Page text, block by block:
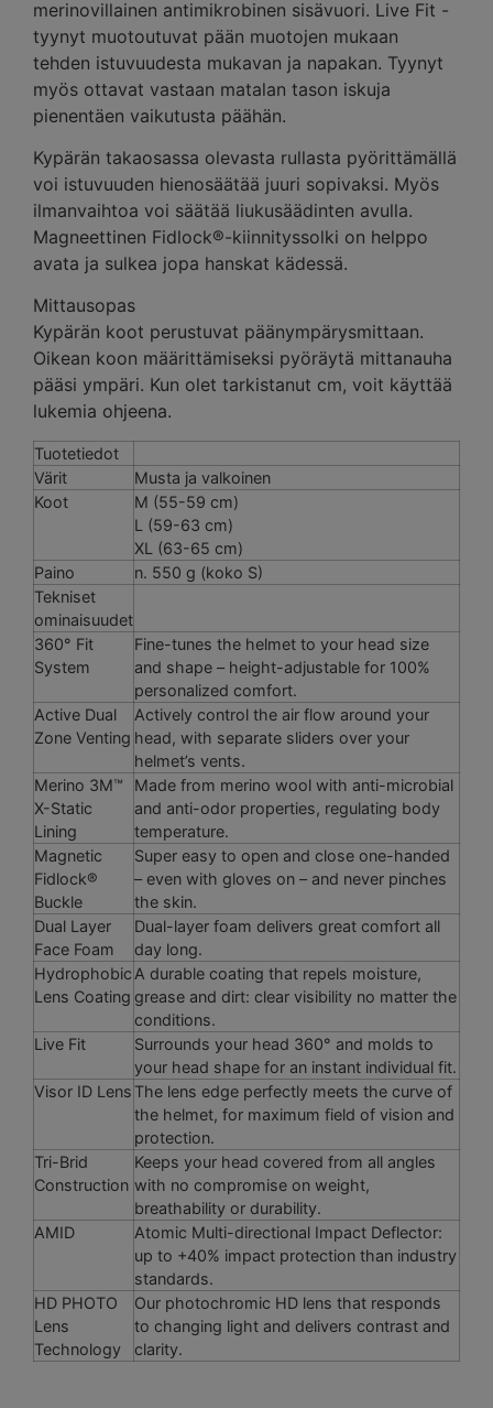
merinovillainen antimikrobinen sisävuori. Live Fit -
tyynyt muotoutuvat pään muotojen mukaan
tehden istuvuudesta mukavan ja napakan. Tyynyt
myös ottavat vastaan matalan tason iskuja
pienentäen vaikutusta päähän.
Kypärän takaosassa olevasta rullasta pyörittämällä
voi istuvuuden hienosäätää juuri sopivaksi. Myös
ilmanvaihtoa voi säätää liukusäädinten avulla.
Magneettinen Fidlock®-kiinnityssolki on helppo
avata ja sulkea jopa hanskat kädessä.
Mittausopas
Kypärän koot perustuvat päänympärysmittaan.
Oikean koon määrittämiseksi pyöräytä mittanauha
pääsi ympäri. Kun olet tarkistanut cm, voit käyttää
lukemia ohjeena.
Tuotetiedot
Värit
Musta ja valkoinen
Koot
M (55-59 cm)
L (59-63 cm)
XL (63-65 cm)
Paino
n. 550 g (koko S)
Tekniset
ominaisuudet
360° Fit
System
Fine-tunes the helmet to your head size
and shape – height-adjustable for 100%
personalized comfort.
Active Dual
Zone Venting
Actively control the air flow around your
head, with separate sliders over your
helmet’s vents.
Merino 3M™
X-Static
Lining
Made from merino wool with anti-microbial
and anti-odor properties, regulating body
temperature.
Magnetic
Fidlock®
Buckle
Super easy to open and close one-handed
– even with gloves on – and never pinches
the skin.
Dual Layer
Face Foam
Dual-layer foam delivers great comfort all
day long.
Hydrophobic
Lens Coating
A durable coating that repels moisture,
grease and dirt: clear visibility no matter the
conditions.
Live Fit
Surrounds your head 360° and molds to
your head shape for an instant individual fit.
Visor ID Lens The lens edge perfectly meets the curve of
the helmet, for maximum field of vision and
protection.
Tri-Brid
Construction
Keeps your head covered from all angles
with no compromise on weight,
breathability or durability.
AMID
Atomic Multi-directional Impact Deflector:
up to +40% impact protection than industry
standards.
HD PHOTO
Lens
Technology
Our photochromic HD lens that responds
to changing light and delivers contrast and
clarity.